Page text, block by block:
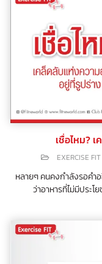
เชื่อไหม?
EXERCISE FIT
หลายๆ คนคงกำลังรอคำ
ว่าอาหารที่ไม่มีประ